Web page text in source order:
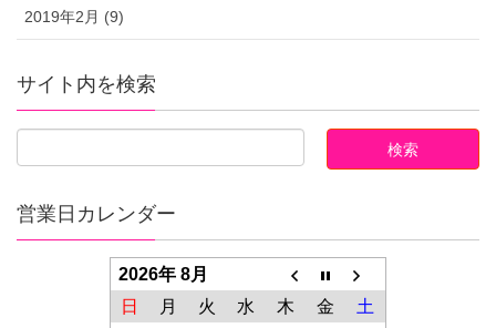
2019年2月 (9)
サイト内を検索
営業日カレンダー
2026年 8月
日
月 火 水 木 金
土